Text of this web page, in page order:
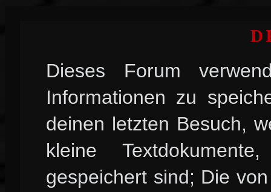
Dieses Forum
Informationen zu
deinen letzten Besuch,
kleine
gespeichert sind; Die